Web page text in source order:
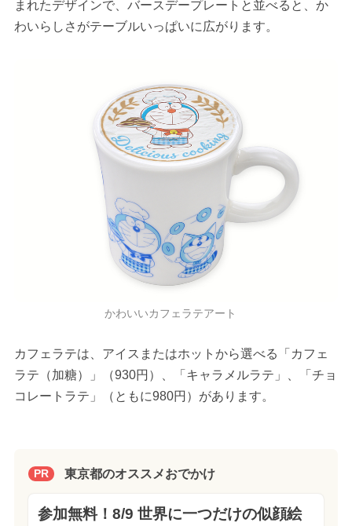
まれたデザインで、バースデープレートと並べると、か
わいらしさがテーブルいっぱいに広がります。
かわいいカフェラテアート
カフェラテは、アイスまたはホットから選べる「カフェ
ラテ（加糖）」（930円）、「キャラメルラテ」、「チョ
コレートラテ」（ともに980円）があります。
PR 東京都のオススメおでかけ
参加無料！8/9 世界に一つだけの似顔絵